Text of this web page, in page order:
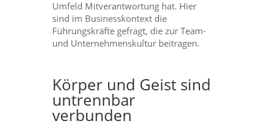
Umfeld Mitverantwortung hat. Hier
sind im Businesskontext die
Führungskräfte gefragt, die zur Team-
und Unternehmenskultur beitragen.
Körper und Geist sind
untrennbar
verbunden